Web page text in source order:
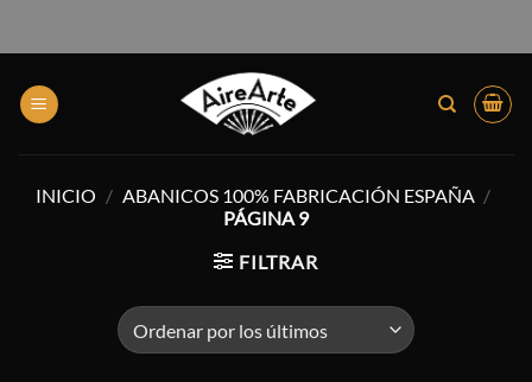
INICIO / ABANICOS 100% FABRICACIÓN ESPAÑA /
PÁGINA 9
FILTRAR